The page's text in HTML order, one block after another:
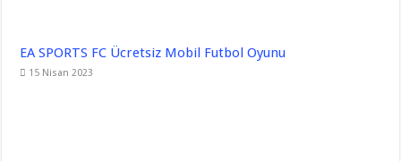
EA SPORTS FC Ücretsiz Mobil Futbol Oyunu
15 Nisan 2023